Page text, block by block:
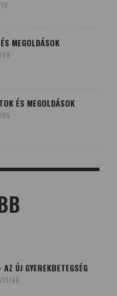
MEGOLDÁSOK
09
ÉS MEGOLDÁSOK
05
ÚJ GYEREKBETEGSÉG
11/05